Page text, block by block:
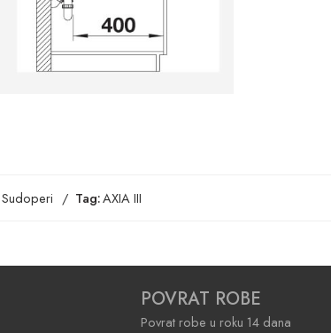
Sudoperi Tag:AXIA III
POVRAT ROBE
Povrat robe u roku 14 dana